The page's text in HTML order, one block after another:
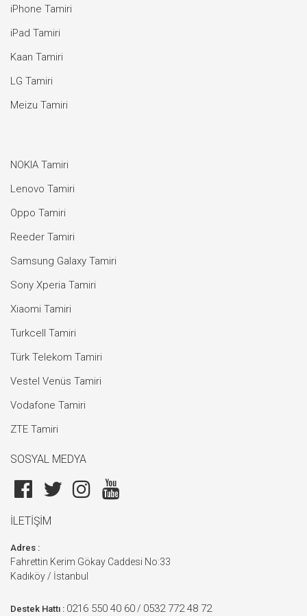
iPhone Tamiri
iPad Tamiri
Kaan Tamiri
LG Tamiri
Meizu Tamiri
NOKIA Tamiri
Lenovo Tamiri
Oppo Tamiri
Reeder Tamiri
Samsung Galaxy Tamiri
Sony Xperia Tamiri
Xiaomi Tamiri
Turkcell Tamiri
Türk Telekom Tamiri
Vestel Venüs Tamiri
Vodafone Tamiri
ZTE Tamiri
SOSYAL MEDYA
İLETİŞİM
Adres :
Fahrettin Kerim Gökay Caddesi No:33
Kadıköy / İstanbul
Destek Hattı : 0216 550 40 60 / 0532 772 48 72